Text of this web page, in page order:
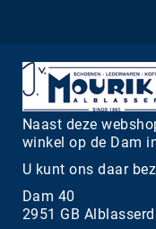
Naast deze
winkel op de Dam
U kunt ons daar
Dam 40
2951 GB